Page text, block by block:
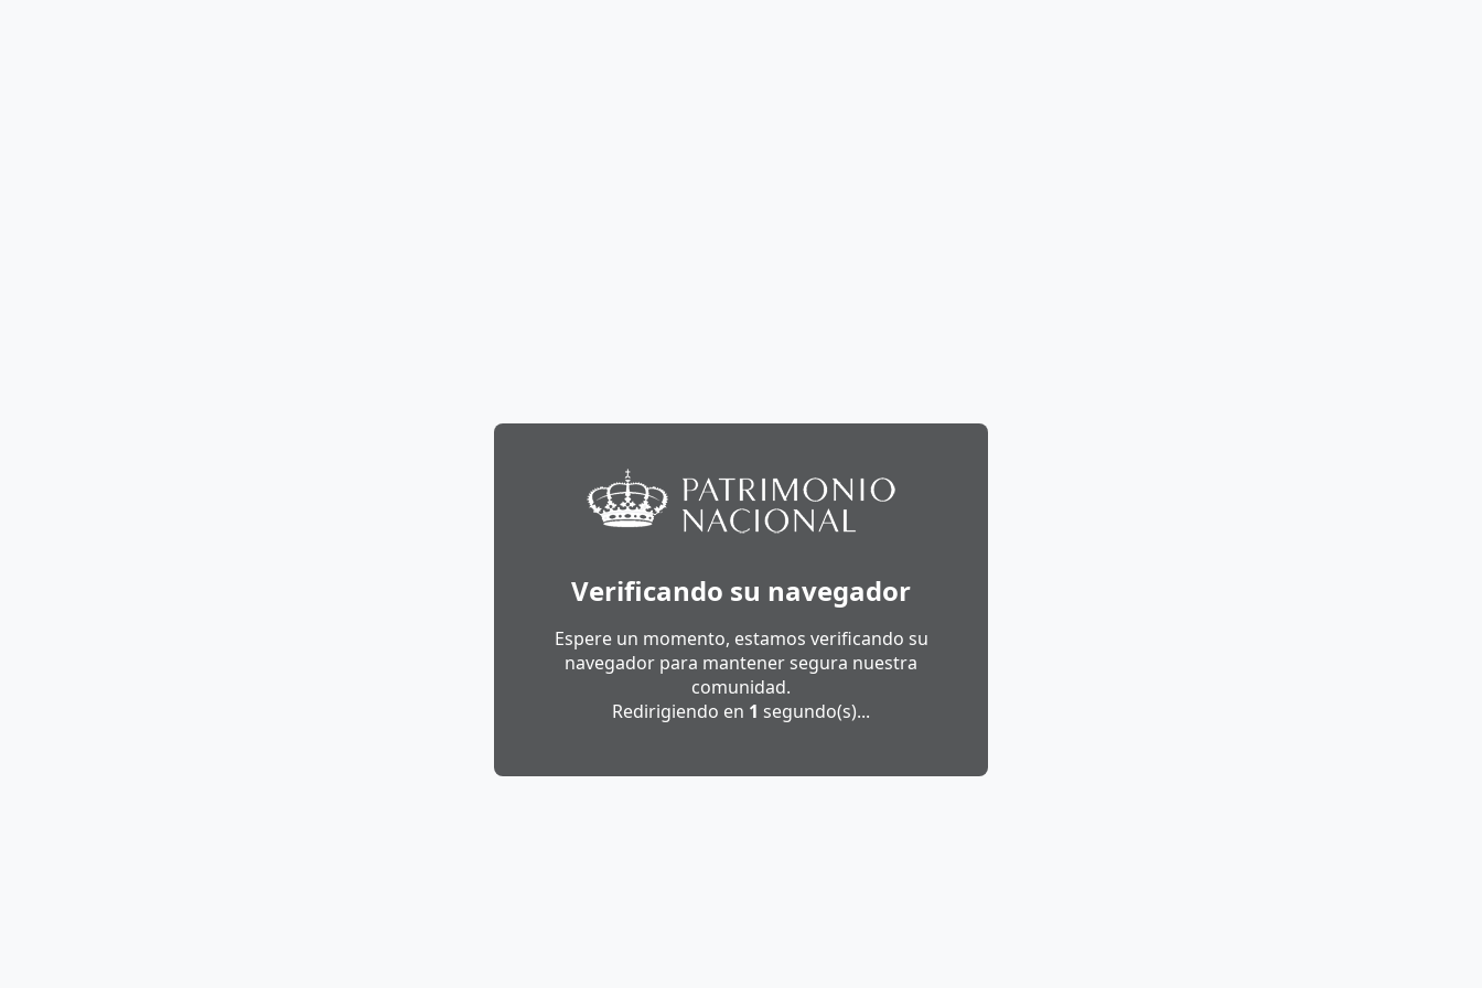
Verificando su navegador
Espere un momento, estamos verificando su
navegador para mantener segura nuestra
comunidad.
Redirigiendo en 1 segundo(s)...